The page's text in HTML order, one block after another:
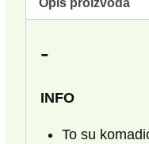
-
INFO
To su